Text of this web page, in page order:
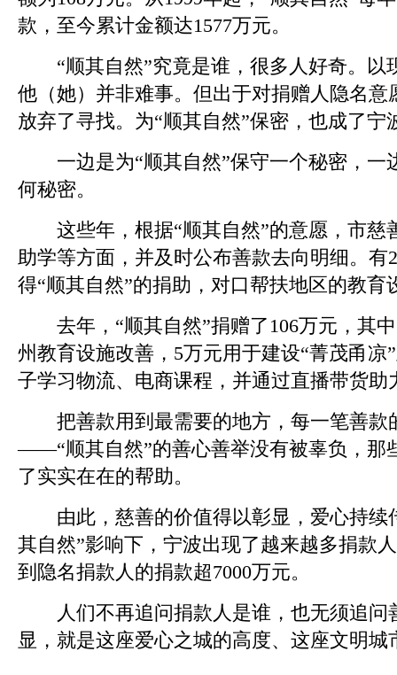
款，至今累计金额达1577万元。
“顺其自然”究竟是谁，很多人好奇。以
他（她）并非难事。但出于对捐赠人隐名意
放弃了寻找。为“顺其自然”保密，也成了宁
一边是为“顺其自然”保守一个秘密，一
何秘密。
这些年，根据“顺其自然”的意愿，市慈
助学等方面，并及时公布善款去向明细。有
得“顺其自然”的捐助，对口帮扶地区的教育
去年，“顺其自然”捐赠了106万元，其中
州教育设施改善，5万元用于建设“菁茂甬凉
子学习物流、电商课程，并通过直播带货助
把善款用到最需要的地方，每一笔善款
——“顺其自然”的善心善举没有被辜负，那
了实实在在的帮助。
由此，慈善的价值得以彰显，爱心持续
其自然”影响下，宁波出现了越来越多捐款
到隐名捐款人的捐款超7000万元。
人们不再追问捐款人是谁，也无须追问
显，就是这座爱心之城的高度、这座文明城